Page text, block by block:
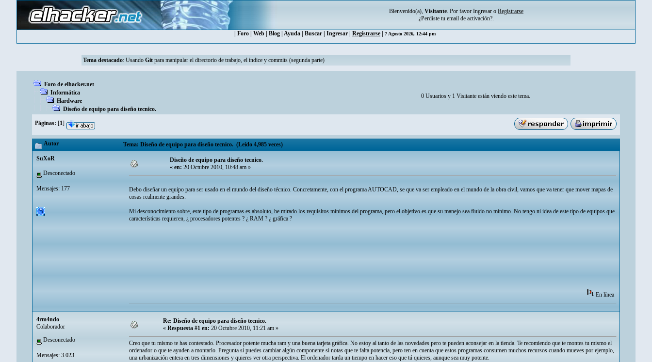
Bienvenido(a), Visitante. Por favor Ingresar o Registrarse
¿Perdiste tu email de activación?.
Foro Web Blog Ayuda Buscar Ingresar Registrarse 7 Agosto 2026, 12:44 pm
Tema destacado: Usando Git para manipular el directorio de trabajo, el índice y commits (segunda parte)
Foro de elhacker.net
Informática
Hardware
Diseño de equipo para diseño tecnico.
0 Usuarios y 1 Visitante están viendo este tema.
Páginas: [1]
Autor Tema: Diseño de equipo para diseño tecnico. (Leído 4,985 veces)
SuXoR
Desconectado
Mensajes: 177
Diseño de equipo para diseño tecnico.
«en:20 Octubre 2010, 10:48 am »
Debo diseñar un equipo para ser usado en el mundo del diseño técnico. Concretamente, con el programa AUTOCAD, se que va ser empleado en el mundo de la obra civil, vamos que va tener que mover mapas de
cosas realmente grandes.
Mi desconocimiento sobre, este tipo de programas es absoluto, he mirado los requisitos mínimos del programa, pero el objetivo es que su manejo sea fluido no mínimo. No tengo ni idea de este tipo de equipos que
características requieren, ¿ procesadores potentes ? ¿ RAM ? ¿ gráfica ?
En línea
4rm4ndo
Colaborador
Desconectado
Mensajes: 3.023
Re: Diseño de equipo para diseño tecnico.
« Respuesta #1 en: 20 Octubre 2010, 11:21 am »
Creo que tu mismo te has contestado. Procesador potente mucha ram y una buena tarjeta gráfica. No estoy al tanto de las novedades pero te pueden aconsejar en la tienda. Te recomiendo que te montes tu mismo el
ordenador o que te ayuden a montarlo. Pregunta si puedes cambiar algún componente si notas que te falta potencia, pero ten en cuenta que estos programas consumen muchos recursos cuando mueves por ejemplo,
una urbanización entera en tres dimensiones y quieres ver otra perspectiva. El ordenador tarda un tiempo en hacer eso que tú quieres, aunque sea muy potente.